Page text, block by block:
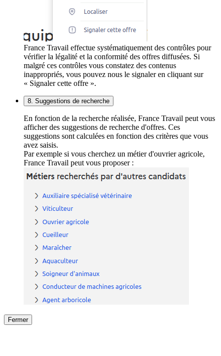
France Travail effectue systématiquement des contrôles pour
vérifier la légalité et la conformité des offres diffusées. Si
malgré ces contrôles vous constatez des contenus
inappropriés, vous pouvez nous le signaler en cliquant sur
« Signaler cette offre ».
8. Suggestions de recherche
En fonction de la recherche réalisée, France Travail peut vous
afficher des suggestions de recherche d'offres. Ces
suggestions sont calculées en fonction des critères que vous
avez saisis.
Par exemple si vous cherchez un métier d'ouvrier agricole,
France Travail peut vous proposer :
Fermer